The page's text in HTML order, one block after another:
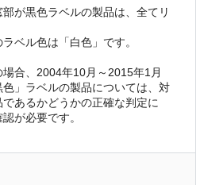
が黒色ラベルの製品は、全てリ
ベル色は「白色」です。
合、2004年10月～2015年1月
」ラベルの製品については、対
あるかどうかの正確な判定に
が必要です。